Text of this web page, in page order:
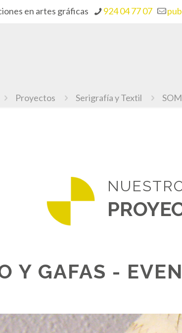
en artes gráficas 924 04 77 07
Proyectos Serigrafía y Textil
Y GAFAS -